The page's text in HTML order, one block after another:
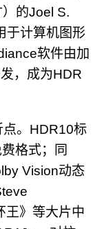
的Joel S.
于计算机图形
软件由加
，成为HDR
。HDR10标
格式；同
Vision动态
王》等大片中